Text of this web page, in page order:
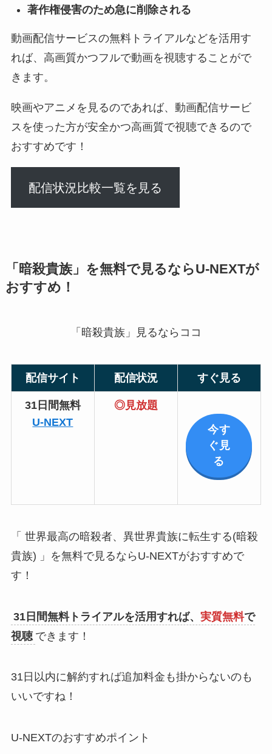
著作権侵害のため急に削除される
動画配信サービスの無料トライアルなどを活用す
れば、高画質かつフルで動画を視聴することがで
きます。
映画やアニメを見るのであれば、動画配信サービ
スを使った方が安全かつ高画質で視聴できるので
おすすめです！
配信状況比較一覧を見る
「暗殺貴族」を無料で見るならU-NEXTが
おすすめ！
「暗殺貴族」見るならココ
配信サイト 配信状況 すぐ見る
31日間無料
U-NEXT
◎見放題
今す
ぐ見
る
「 世界最高の暗殺者、異世界貴族に転生する(暗殺
貴族) 」を無料で見るならU-NEXTがおすすめで
す！
31日間無料トライアルを活用すれば、 実質無料で
視聴 できます！
31日以内に解約すれば追加料金も掛からないのも
いいですね！
U-NEXTのおすすめポイント